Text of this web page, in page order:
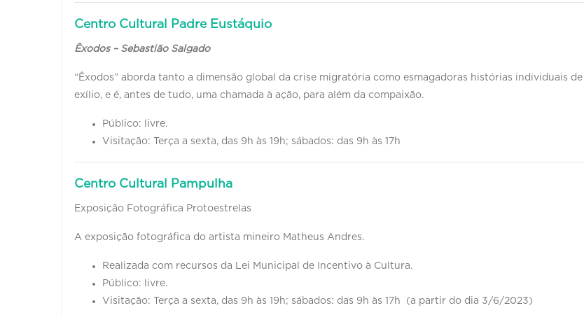
Centro Cultural Padre Eustáquio
Êxodos – Sebastião Salgado
“Êxodos” aborda tanto a dimensão global da crise migratória como esmagadoras histórias individuais de
exílio, e é, antes de tudo, uma chamada à ação, para além da compaixão.
Público: livre.
Visitação: Terça a sexta, das 9h às 19h; sábados: das 9h às 17h
Centro Cultural Pampulha
Exposição Fotográfica Protoestrelas
A exposição fotográfica do artista mineiro Matheus Andres.
Realizada com recursos da Lei Municipal de Incentivo à Cultura.
Público: livre.
Visitação: Terça a sexta, das 9h às 19h; sábados: das 9h às 17h (a partir do dia 3/6/2023)